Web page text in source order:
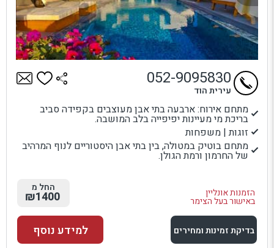
מתחם אירוח: ארבעה בתי אבן מעוצבים בקפידה סביב
בריכת מי מעיינות יפיפייה בלב המושבה.
זוגות | משפחות
מתחם בוטיק במטולה, בין בתי אבן היסטוריים לנוף המרהיב
של החרמון ורמת הגולן.
הזמנות אונליין
באישור בעל הצימר
052-9095830
עירית הוד
החל מ
₪1400
בדיקת זמינות ומחירים למידע נוסף